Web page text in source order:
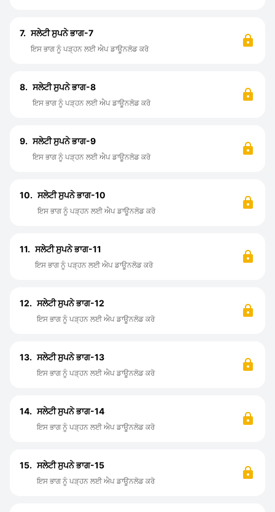
7. ਸਲੇਟੀ ਸੁਪਨੇ ਭਾਗ-7
ਇਸ ਭਾਗ ਨੂੰ ਪੜ੍ਹਨ ਲਈ ਐਪ ਡਾਊਨਲੋਡ ਕਰੋ
8. ਸਲੇਟੀ ਸੁਪਨੇ ਭਾਗ-8
ਇਸ ਭਾਗ ਨੂੰ ਪੜ੍ਹਨ ਲਈ ਐਪ ਡਾਊਨਲੋਡ ਕਰੋ
9. ਸਲੇਟੀ ਸੁਪਨੇ ਭਾਗ-9
ਇਸ ਭਾਗ ਨੂੰ ਪੜ੍ਹਨ ਲਈ ਐਪ ਡਾਊਨਲੋਡ ਕਰੋ
10. ਸਲੇਟੀ ਸੁਪਨੇ ਭਾਗ-10
ਇਸ ਭਾਗ ਨੂੰ ਪੜ੍ਹਨ ਲਈ ਐਪ ਡਾਊਨਲੋਡ ਕਰੋ
11. ਸਲੇਟੀ ਸੁਪਨੇ ਭਾਗ-11
ਇਸ ਭਾਗ ਨੂੰ ਪੜ੍ਹਨ ਲਈ ਐਪ ਡਾਊਨਲੋਡ ਕਰੋ
12. ਸਲੇਟੀ ਸੁਪਨੇ ਭਾਗ-12
ਇਸ ਭਾਗ ਨੂੰ ਪੜ੍ਹਨ ਲਈ ਐਪ ਡਾਊਨਲੋਡ ਕਰੋ
13. ਸਲੇਟੀ ਸੁਪਨੇ ਭਾਗ-13
ਇਸ ਭਾਗ ਨੂੰ ਪੜ੍ਹਨ ਲਈ ਐਪ ਡਾਊਨਲੋਡ ਕਰੋ
14. ਸਲੇਟੀ ਸੁਪਨੇ ਭਾਗ-14
ਇਸ ਭਾਗ ਨੂੰ ਪੜ੍ਹਨ ਲਈ ਐਪ ਡਾਊਨਲੋਡ ਕਰੋ
15. ਸਲੇਟੀ ਸੁਪਨੇ ਭਾਗ-15
ਇਸ ਭਾਗ ਨੂੰ ਪੜ੍ਹਨ ਲਈ ਐਪ ਡਾਊਨਲੋਡ ਕਰੋ